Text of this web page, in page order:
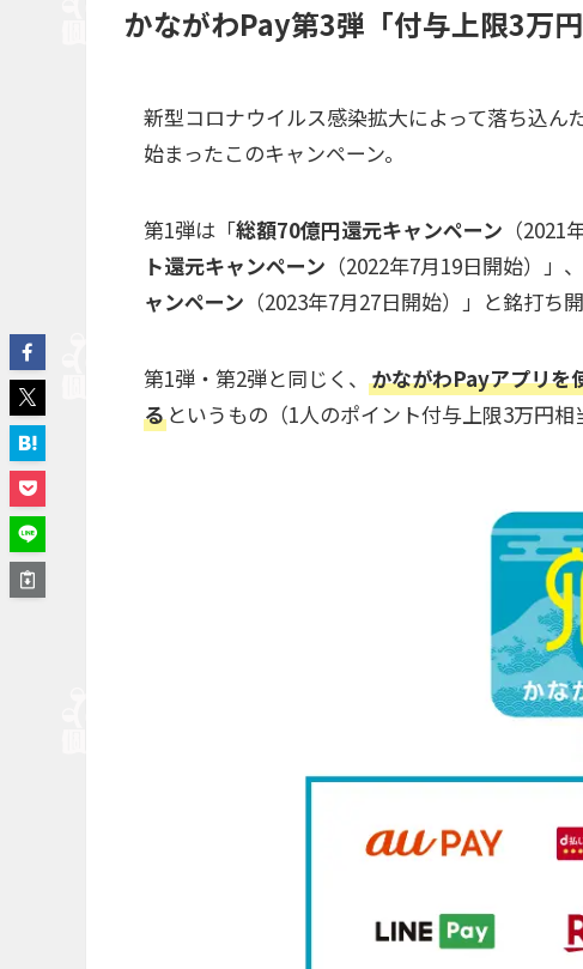
かながわPay第3弾「付与上限3万
新型コロナウイルス感染拡大によって落ち込
始まったこのキャンペーン。
第1弾は「総額70億円還元キャンペーン （
ト還元キャンペーン （2022年7月19日開始）」
ャンペーン （2023年7月27日開始）」と銘打ち
第1弾・第2弾と同じく、 かながわPayアプリを
る というもの（1人のポイント付与上限3万円相